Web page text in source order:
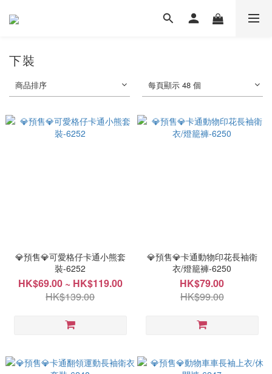
下裝
商品排序 每頁顯示 48 個
💎預售💎可愛格仔卡通小熊套
裝-6252
HK$69.00 ~ HK$119.00
HK$139.00
💎預售💎卡通動物印花長袖衛
衣/燈籠褲-6250
HK$79.00
HK$99.00